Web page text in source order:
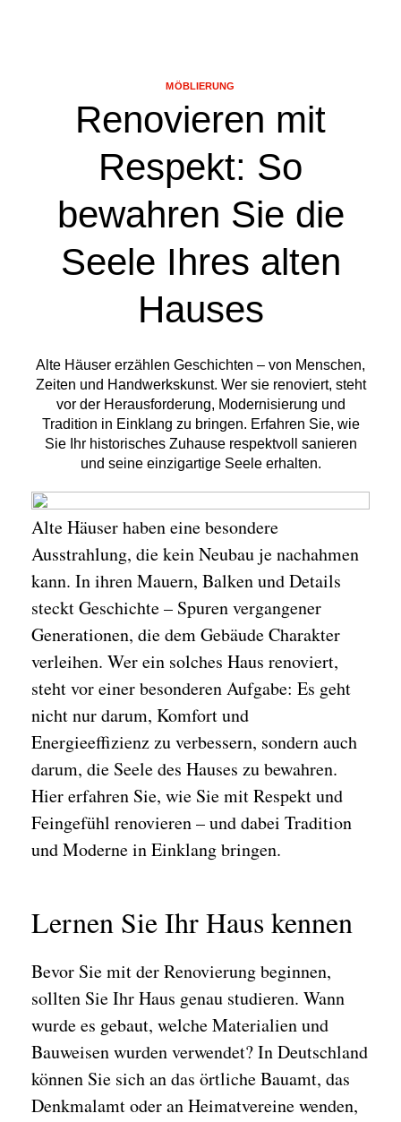
Renovieren mit
Respekt: So
bewahren Sie die
Seele Ihres alten
Hauses
MÖBLIERUNG
Alte Häuser erzählen Geschichten – von Menschen,
Zeiten und Handwerkskunst. Wer sie renoviert, steht
vor der Herausforderung, Modernisierung und
Tradition in Einklang zu bringen. Erfahren Sie, wie
Sie Ihr historisches Zuhause respektvoll sanieren
und seine einzigartige Seele erhalten.
Alte Häuser haben eine besondere
Ausstrahlung, die kein Neubau je nachahmen
kann. In ihren Mauern, Balken und Details
steckt Geschichte – Spuren vergangener
Generationen, die dem Gebäude Charakter
verleihen. Wer ein solches Haus renoviert,
steht vor einer besonderen Aufgabe: Es geht
nicht nur darum, Komfort und
Energieeffizienz zu verbessern, sondern auch
darum, die Seele des Hauses zu bewahren.
Hier erfahren Sie, wie Sie mit Respekt und
Feingefühl renovieren – und dabei Tradition
und Moderne in Einklang bringen.
Lernen Sie Ihr Haus kennen
Bevor Sie mit der Renovierung beginnen,
sollten Sie Ihr Haus genau studieren. Wann
wurde es gebaut, welche Materialien und
Bauweisen wurden verwendet? In Deutschland
können Sie sich an das örtliche Bauamt, das
Denkmalamt oder an Heimatvereine wenden,